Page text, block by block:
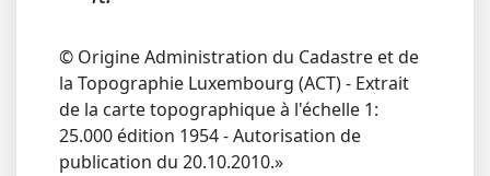
© Origine Administration du Cadastre et de
la Topographie Luxembourg (ACT) - Extrait
de la carte topographique à l'échelle 1:
25.000 édition 1954 - Autorisation de
publication du 20.10.2010.»